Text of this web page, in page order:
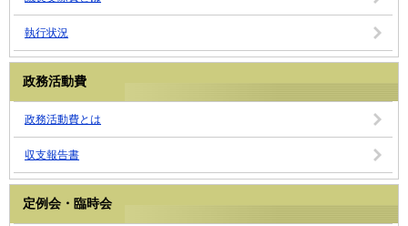
執行状況
政務活動費
政務活動費とは
収支報告書
定例会・臨時会